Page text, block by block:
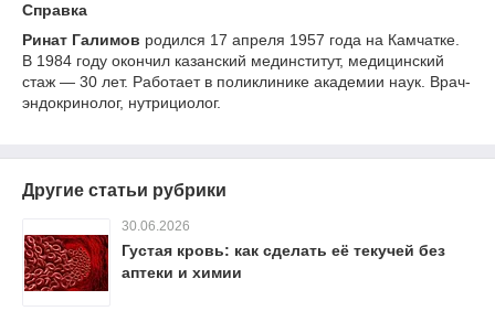
Справка
Ринат Галимов родился 17 апреля 1957 года на Камчатке.
В 1984 году окончил казанский мединститут, медицинский
стаж — 30 лет. Работает в поликлинике академии наук. Врач-
эндокринолог, нутрициолог.
Другие статьи рубрики
30.06.2026
Густая кровь: как сделать её текучей без
аптеки и химии